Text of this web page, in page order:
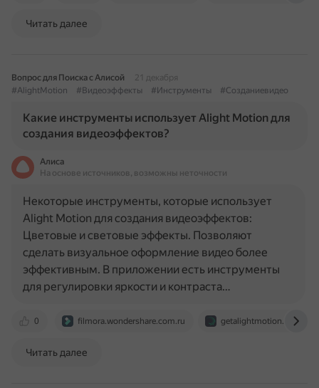
Читать далее
Вопрос для Поиска с Алисой
21 декабря
#AlightMotion
#Видеоэффекты #Инструменты #Созданиевидео
Какие инструменты использует Alight Motion для
создания видеоэффектов?
Алиса
На основе источников, возможны неточности
0 filmora.wondershare.com.ru getalightmotion.pro
Некоторые инструменты, которые использует
Alight Motion для создания видеоэффектов:
Цветовые и световые эффекты. Позволяют
сделать визуальное оформление видео более
эффективным. В приложении есть инструменты
для регулировки яркости и контраста…
Читать далее